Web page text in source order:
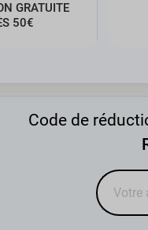
GRATUITE
50€
Code de